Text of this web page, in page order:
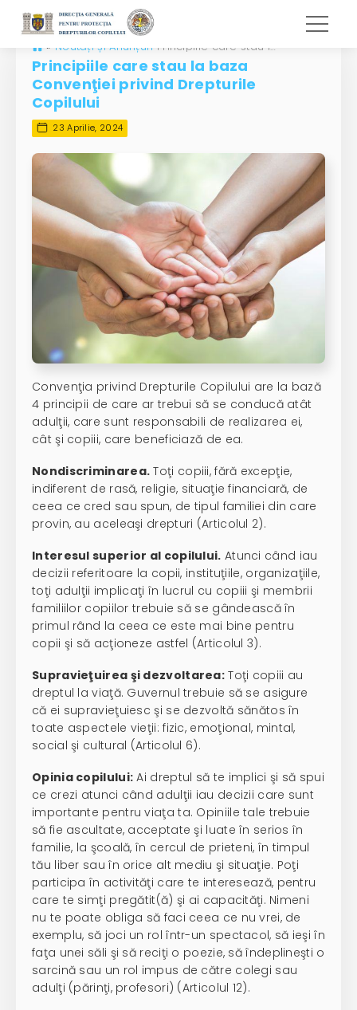
» Noutăți și Anunțuri Principiile care stau la baza Convenţiei privind Drepturile Copilului
Principiile care stau la baza
Convenţiei privind Drepturile
Copilului
23 Aprilie, 2024
Convenţia privind Drepturile Copilului are la bază
4 principii de care ar trebui să se conducă atât
adulţii, care sunt responsabili de realizarea ei,
cât şi copiii, care beneficiază de ea.
Nondiscriminarea. Toţi copiii, fără excepţie,
indiferent de rasă, religie, situaţie financiară, de
ceea ce cred sau spun, de tipul familiei din care
provin, au aceleaşi drepturi (Articolul 2).
Interesul superior al copilului. Atunci când iau
decizii referitoare la copii, instituţiile, organizaţiile,
toţi adulţii implicaţi în lucrul cu copiii şi membrii
familiilor copiilor trebuie să se gândească în
primul rând la ceea ce este mai bine pentru
copii şi să acţioneze astfel (Articolul 3).
Supravieţuirea şi dezvoltarea: Toţi copiii au
dreptul la viaţă. Guvernul trebuie să se asigure
că ei supravieţuiesc şi se dezvoltă sănătos în
toate aspectele vieţii: fizic, emoţional, mintal,
social şi cultural (Articolul 6).
Opinia copilului: Ai dreptul să te implici şi să spui
ce crezi atunci când adulţii iau decizii care sunt
importante pentru viaţa ta. Opiniile tale trebuie
să fie ascultate, acceptate şi luate în serios în
familie, la şcoală, în cercul de prieteni, în timpul
tău liber sau în orice alt mediu şi situaţie. Poţi
participa în activităţi care te interesează, pentru
care te simţi pregătit(ă) şi ai capacităţi. Nimeni
nu te poate obliga să faci ceea ce nu vrei, de
exemplu, să joci un rol într-un spectacol, să ieşi în
faţa unei săli şi să reciţi o poezie, să îndeplineşti o
sarcină sau un rol impus de către colegi sau
adulţi (părinţi, profesori) (Articolul 12).